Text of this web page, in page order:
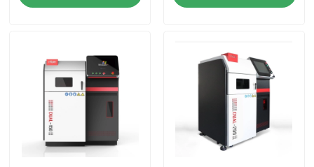
Impressora de DLMS 3D
Impressora do LCD 3D
Resina fotossensível